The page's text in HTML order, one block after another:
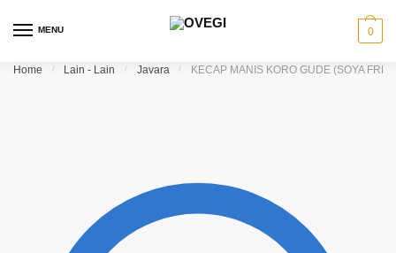
MENU 0
Home / Lain - Lain / Javara / KECAP MANIS KORO GUDE (SOYA